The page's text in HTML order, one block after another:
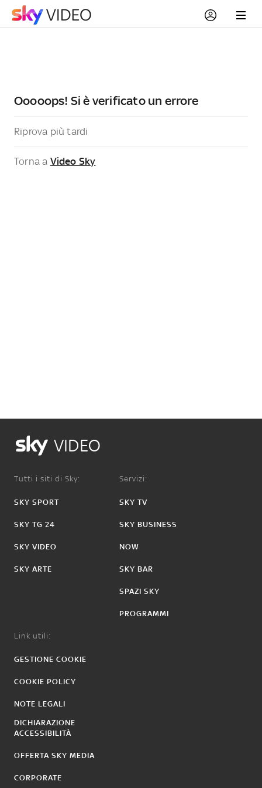
Ooooops! Si è verificato un errore
Riprova più tardi
Torna a Video Sky
VIDEO
Tutti i siti di Sky:
SKY SPORT
SKY TG 24
SKY VIDEO
SKY ARTE
Servizi:
SKY TV
SKY BUSINESS
NOW
SKY BAR
SPAZI SKY
PROGRAMMI
Link utili:
GESTIONE COOKIE
COOKIE POLICY
NOTE LEGALI
DICHIARAZIONE
ACCESSIBILITÀ
OFFERTA SKY MEDIA
CORPORATE